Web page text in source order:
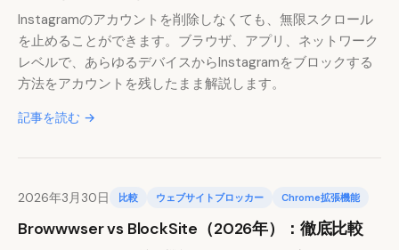
Instagramのアカウントを削除しなくても、無限スクロール
を止めることができます。ブラウザ、アプリ、ネットワーク
レベルで、あらゆるデバイスからInstagramをブロックする
方法をアカウントを残したまま解説します。
記事を読む →
2026年3月30日 比較 ウェブサイトブロッカー Chrome拡張機能
Browwwser vs BlockSite（2026年）：徹底比較